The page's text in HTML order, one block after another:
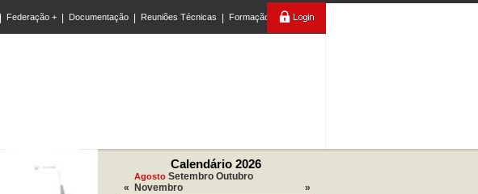
Federação + Documentação Reuniões Técnicas Formação
Calendário 2026
«
Agosto Setembro Outubro
Novembro
»